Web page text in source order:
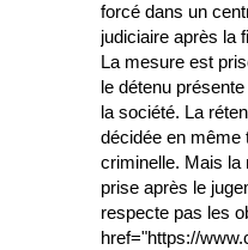
forcé dans un
judiciaire après la
La mesure est
le détenu
la société. La
décidée en même
criminelle. Mais la
prise après le
respecte pas les
href="https://